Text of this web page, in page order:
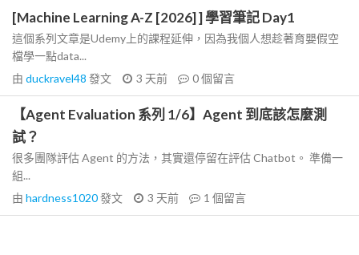
[Machine Learning A-Z [2026] ] 學習筆記 Day1
這個系列文章是Udemy上的課程延伸，因為我個人想趁著育嬰假空
檔學一點data...
由 duckravel48 發文 3 天前 0個留言
【Agent Evaluation 系列 1/6】Agent 到底該怎麼測
試？
很多團隊評估 Agent 的方法，其實還停留在評估 Chatbot。 準備一
組...
由 hardness1020發文 3 天前 1 個留言